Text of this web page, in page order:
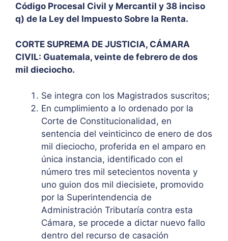
Código Procesal Civil y Mercantil y 38 inciso
q) de la Ley del Impuesto Sobre la Renta.
CORTE SUPREMA DE JUSTICIA, CÁMARA
CIVIL: Guatemala, veinte de febrero de dos
mil dieciocho.
Se integra con los Magistrados suscritos;
En cumplimiento a lo ordenado por la
Corte de Constitucionalidad, en
sentencia del veinticinco de enero de dos
mil dieciocho, proferida en el amparo en
única instancia, identificado con el
número tres mil setecientos noventa y
uno guion dos mil diecisiete, promovido
por la Superintendencia de
Administración Tributaría contra esta
Cámara, se procede a dictar nuevo fallo
dentro del recurso de casación